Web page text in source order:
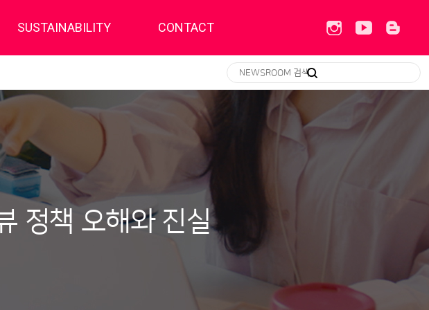
SUSTAINABILITY CONTACT
정책 오해와 진실